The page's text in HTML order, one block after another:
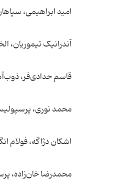
امید ابراهیمی، سپاهان، یک
آندرانیک تیموریان،
قاسم حدادی‌فر، ذوب‌آهن
محمد نوری، پرسپولیس تهران،
اشکان دژاگه، فولام انگلیس، 3 میلیون و
محمدرضا خان‌زاده، پرسپولیس